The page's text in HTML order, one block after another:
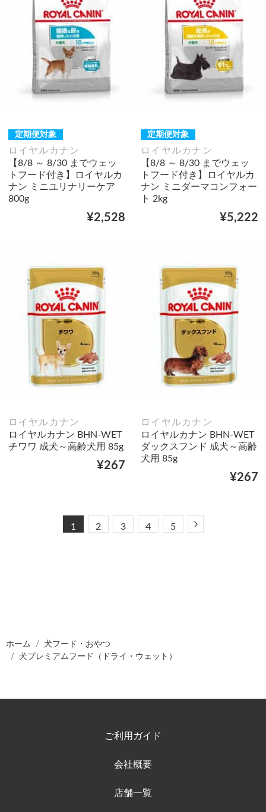
定期便対象
ロイヤルカナン
【8/8 ～ 8/30 までウェッ
トフード付き】ロイヤルカ
ナン ミニユリナリーケア
800g
¥2,528
定期便対象
ロイヤルカナン
【8/8 ～ 8/30 までウェッ
トフード付き】ロイヤルカ
ナン ミニダーマコンフォー
ト 2kg
¥5,222
ロイヤルカナン
ロイヤルカナン BHN-WET
チワワ 成犬～高齢犬用 85g
¥267
ロイヤルカナン
ロイヤルカナン BHN-WET
ダックスフンド 成犬～高齢
犬用 85g
¥267
1 2 3 4 5 Next
ホーム
犬フード・おやつ
犬プレミアムフード（ドライ・ウェット）
ご利用ガイド
会社概要
店舗一覧